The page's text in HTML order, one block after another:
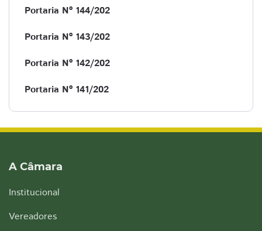
Portaria Nº 144/202
Portaria Nº 143/202
Portaria Nº 142/202
Portaria Nº 141/202
A Câmara
Institucional
Vereadores